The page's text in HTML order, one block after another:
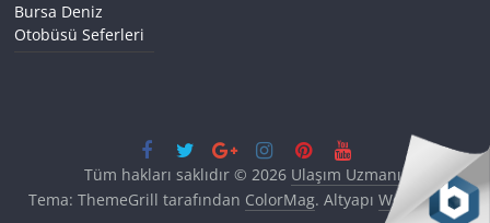
Bursa Deniz
Otobüsü Seferleri
Tüm hakları saklıdır © 2026 Ulaşım Uzmanı.
Tema: ThemeGrill tarafından ColorMag. Altyapı WordPress.